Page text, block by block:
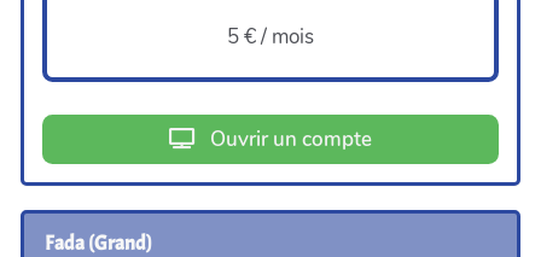
5 € / mois
Ouvrir un compte
Fada (Grand)